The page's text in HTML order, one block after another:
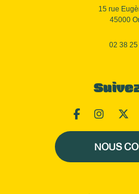
15 rue
45000
02 38
NOUS